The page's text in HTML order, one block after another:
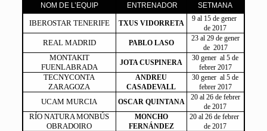
NOM DE L’EQUIP ENTRENADOR SETMANA
IBEROSTAR TENERIFE TXUS VIDORRETA
9 al 15 de gener
de 2017
REAL MADRID PABLO LASO
23 al 29 de gener
de 2017
MONTAKIT
FUENLABRADA
JOTA CUSPINERA
30 gener al 5 de
febrer 2017
TECNYCONTA
ZARAGOZA
ANDREU
CASADEVALL
30 gener al 5 de
febrer 2017
UCAM MURCIA OSCAR QUINTANA
20 al 26 de febrer
de 2017
RÍO NATURA MONBÚS
OBRADOIRO
MONCHO
FERNÁNDEZ
20 al 26 de febrer
de 2017